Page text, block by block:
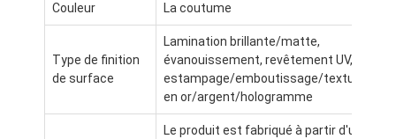
À la maison
Produits
Couleur La coutume
Type de finition
de surface
Lamination brillante/matte,
évanouissement, revêtement UV,
estampage/emboutissage/texture/
en or/argent/hologramme
Le produit est fabriqué à partir d'un